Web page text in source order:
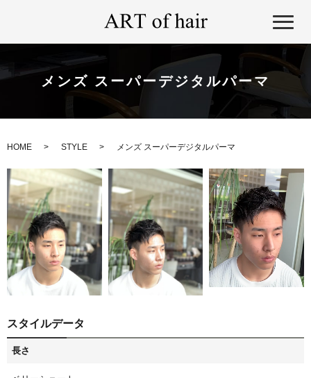
メンズ スーパーデジタルパーマ
HOME STYLE メンズ スーパーデジタルパーマ
スタイルデータ
長さ